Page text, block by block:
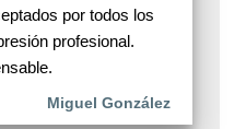
por todos los
profesional.
Miguel González